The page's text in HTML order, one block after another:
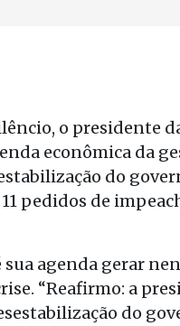
o presidente
econômica da
do
pedidos de
sua agenda gerar
“Reafirmo: a
do